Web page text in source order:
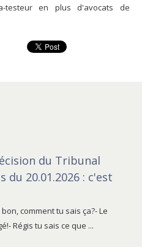
en plus d'avocats de
du Tribunal
du 20.01.2026 : c'est
comment tu sais ça?- Le
Régis tu sais ce que ...